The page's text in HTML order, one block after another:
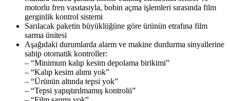
motorlu fren vasıtasıyla, bobin açma işlemleri sırasında film
gerginlik kontrol sistemi
Sarılacak paketin büyüklüğüne göre ürünün etrafına film
sarma ünitesi
Aşağıdaki durumlarda alarm ve makine durdurma sinyallerine
sahip otomatik kontroller:
– “Minimum kalıp kesim depolama birikimi”
– “Kalıp kesim alımı yok”
– “Ürünün altında tepsi yok”
– “Tepsi yapıştırılmamış kontrolü”